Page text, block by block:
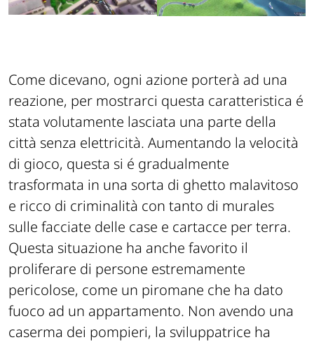
Come dicevano, ogni azione porterà ad una
reazione, per mostrarci questa caratteristica é
stata volutamente lasciata una parte della
città senza elettricità. Aumentando la velocità
di gioco, questa si é gradualmente
trasformata in una sorta di ghetto malavitoso
e ricco di criminalità con tanto di murales
sulle facciate delle case e cartacce per terra.
Questa situazione ha anche favorito il
proliferare di persone estremamente
pericolose, come un piromane che ha dato
fuoco ad un appartamento. Non avendo una
caserma dei pompieri, la sviluppatrice ha